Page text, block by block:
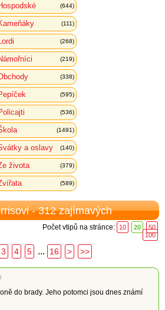
(644)
(111)
(268)
(219)
(338)
(595)
(536)
(1491)
a oslavy (140)
života (379)
(589)
- 312 zajímavých
Počet vtipů na stránce: 10 20
50
100
3 4 5 ... 16 > >>
do brady. Jeho potomci jsou dnes známí